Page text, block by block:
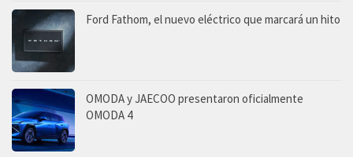
Ford Fathom, el nuevo eléctrico que marcará un hito
OMODA y JAECOO presentaron oficialmente
OMODA 4